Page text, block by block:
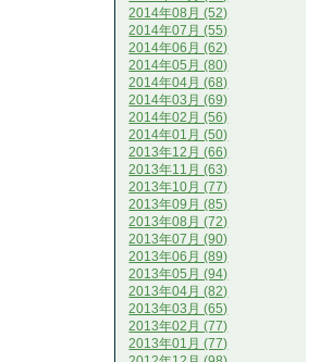
2014年08月 (52)
2014年07月 (55)
2014年06月 (62)
2014年05月 (80)
2014年04月 (68)
2014年03月 (69)
2014年02月 (56)
2014年01月 (50)
2013年12月 (66)
2013年11月 (63)
2013年10月 (77)
2013年09月 (85)
2013年08月 (72)
2013年07月 (90)
2013年06月 (89)
2013年05月 (94)
2013年04月 (82)
2013年03月 (65)
2013年02月 (77)
2013年01月 (77)